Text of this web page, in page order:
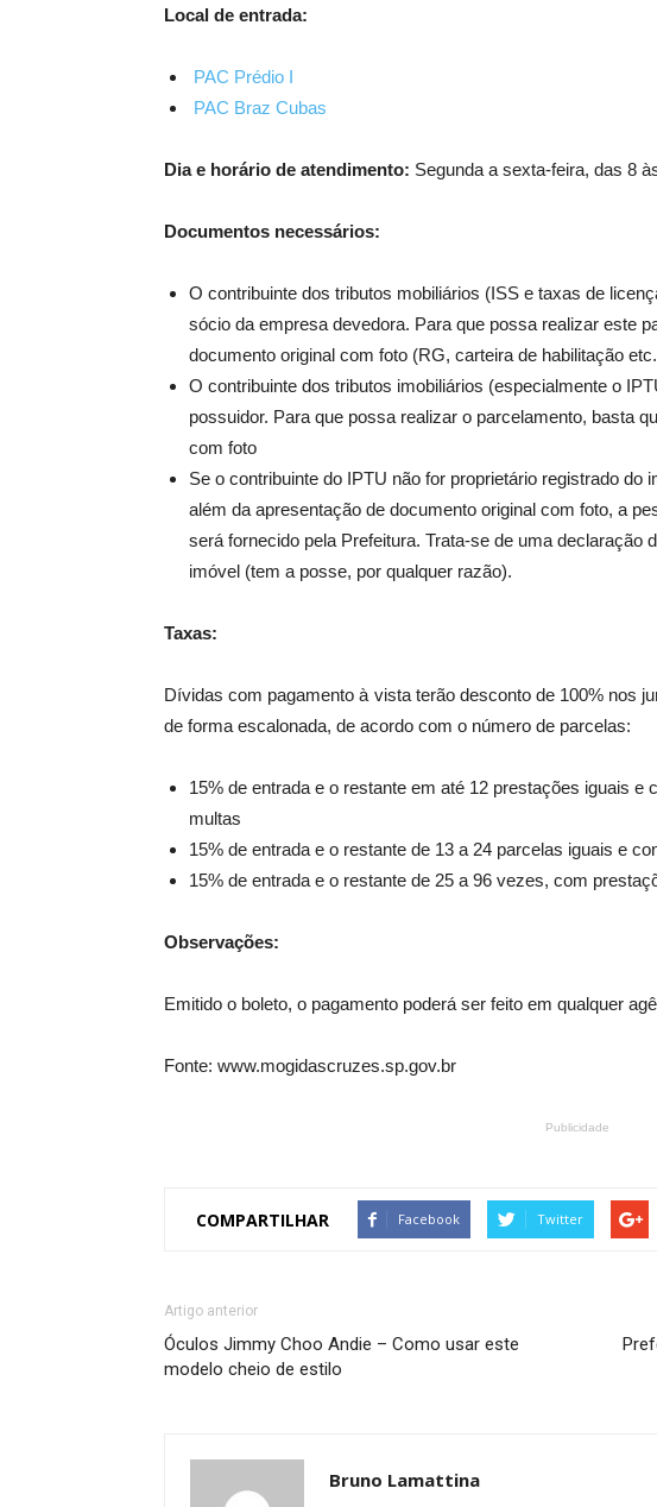
Local de entrada:
PAC Prédio I
PAC Braz Cubas
Dia e horário de atendimento: Segunda a sexta-feira, das 8
Documentos necessários:
O contribuinte dos tributos mobiliários (ISS e taxas de
sócio da empresa devedora. Para que possa realizar este
documento original com foto (RG, carteira de habilitação
O contribuinte dos tributos imobiliários (especialmente o
possuidor. Para que possa realizar o parcelamento, basta
com foto
Se o contribuinte do IPTU não for proprietário registrado
além da apresentação de documento original com foto, a
será fornecido pela Prefeitura. Trata-se de uma declaração
imóvel (tem a posse, por qualquer razão).
Taxas:
Dívidas com pagamento à vista terão desconto de 100% nos
de forma escalonada, de acordo com o número de parcelas:
15% de entrada e o restante em até 12 prestações iguais e
multas
15% de entrada e o restante de 13 a 24 parcelas iguais e
15% de entrada e o restante de 25 a 96 vezes, com
Observações:
Emitido o boleto, o pagamento poderá ser feito em qualquer
Fonte: www.mogidascruzes.sp.gov.br
Publicidade
COMPARTILHAR Facebook Twitter
Artigo anterior
Óculos Jimmy Choo Andie – Como usar este
modelo cheio de estilo
Bruno Lamattina